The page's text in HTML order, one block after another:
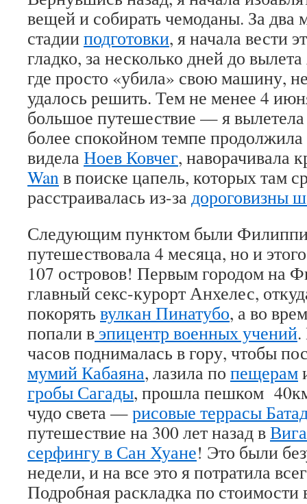
вещей и собирать чемоданы. За два
стадииподготовки, я начала вести
гладко, за несколько дней до
где просто «убила» свою машину,
удалось решить. Тем не менее 4
большое путешествие — я
более спокойном темпе продолжила
видела Ноев Ковчег, наворачивала
Wanв поиске цапель, которых там
расстраивалась из-за дороговизны
Следующим пунктом были
путешествовала 4 месяца, но и
107 островов! Первым городом на
главный секс-курорт Анхелес,
покорять вулкан Пинатубо, а во
попали в эпицентр военных учений
часов поднималась в гору, чтобы
мумий Кабаяна, лазила по пещерам
гробы Сагады, прошла пешком
чудо света —рисовые террасы
путешествие на 300 лет назад в
серфингу в Сан Хуане! Это были
недели, и на все это я потратила
Подробная раскладка по стоимости